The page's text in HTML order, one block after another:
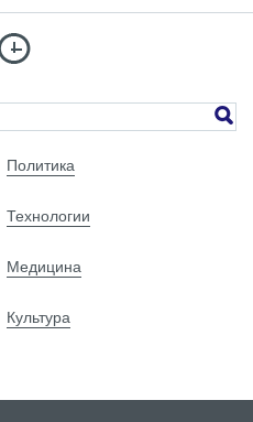
Политика
Технологии
Медицина
Культура